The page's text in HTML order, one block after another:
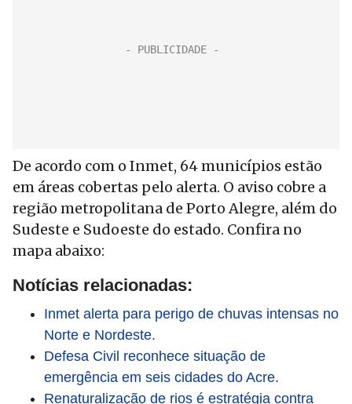
De acordo com o Inmet, 64 municípios estão
em áreas cobertas pelo alerta. O aviso cobre a
região metropolitana de Porto Alegre, além do
Sudeste e Sudoeste do estado. Confira no
mapa abaixo:
Notícias relacionadas:
Inmet alerta para perigo de chuvas intensas no
Norte e Nordeste.
Defesa Civil reconhece situação de
emergência em seis cidades do Acre.
Renaturalização de rios é estratégia contra